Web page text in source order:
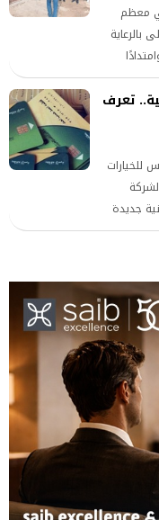
معظم
بالرعاية
تعرف
جديدة